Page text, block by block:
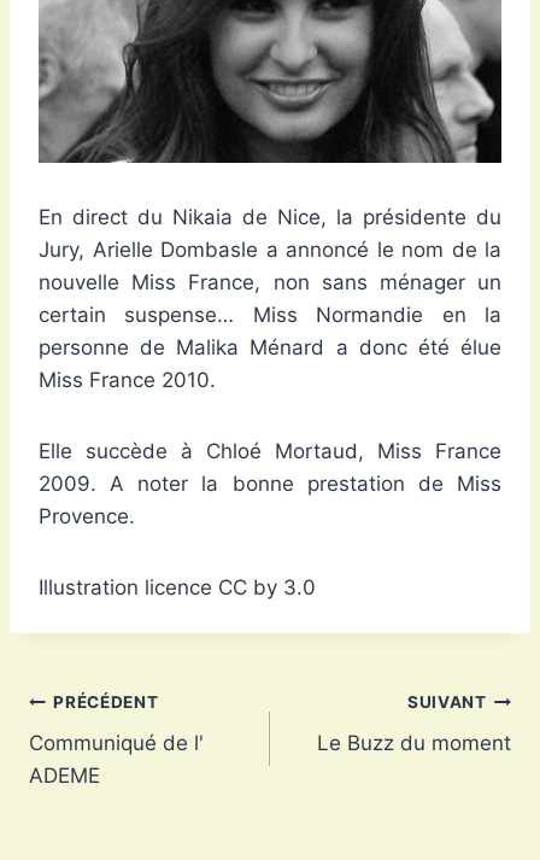
En direct du Nikaia de Nice, la présidente du
Jury, Arielle Dombasle a annoncé le nom de la
nouvelle Miss France, non sans ménager un
certain suspense… Miss Normandie en la
personne de Malika Ménard a donc été élue
Miss France 2010.
Elle succède à Chloé Mortaud, Miss France
2009. A noter la bonne prestation de Miss
Provence.
Illustration licence CC by 3.0
Navigation
de
PRÉCÉDENT
Communiqué de l'
ADEME
SUIVANT
Le Buzz du moment